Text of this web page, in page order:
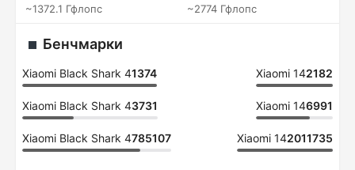
~1372.1 Гфлопс
~2774 Гфлопс
Бенчмарки
Xiaomi Black Shark 41374 Xiaomi 142182
Xiaomi Black Shark 43731 Xiaomi 146991
Xiaomi Black Shark 4785107 Xiaomi 142011735